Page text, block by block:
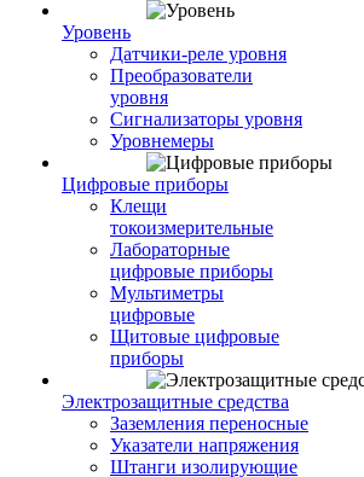
Уровень
Датчики-реле уровня
Преобразователи
уровня
Сигнализаторы уровня
Уровнемеры
Цифровые приборы
Клещи
токоизмерительные
Лабораторные
цифровые приборы
Мультиметры
цифровые
Щитовые цифровые
приборы
Электрозащитные средства
Заземления переносные
Указатели напряжения
Штанги изолирующие